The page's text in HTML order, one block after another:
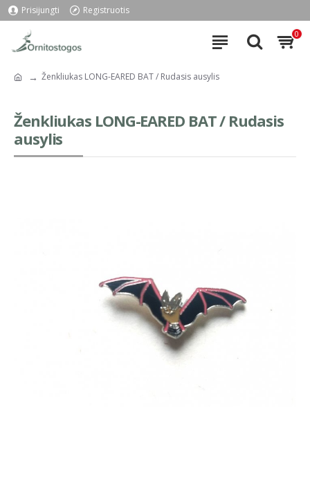
Prisijungti Registruotis
0
Ženkliukas LONG-EARED BAT / Rudasis ausylis
Ženkliukas LONG-EARED BAT / Rudasis
ausylis